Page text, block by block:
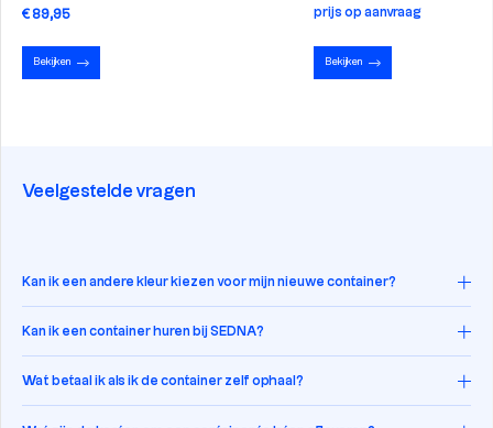
€ 89,95
Bekijken
prijs op aanvraag
Bekijken
Veelgestelde vragen
Kan ik een andere kleur kiezen voor mijn nieuwe container?
Kan ik een container huren bij SEDNA?
Wat betaal ik als ik de container zelf ophaal?